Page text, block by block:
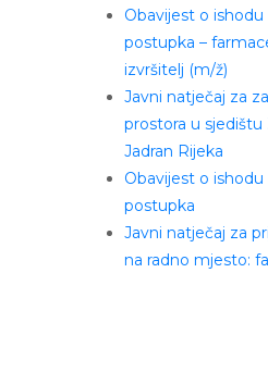
Obavijest o
postupka –
izvršitelj (m/ž)
Javni natječaj za
prostora u sjedištu
Jadran Rijeka
Obavijest o
postupka
Javni natječaj za
na radno mjesto: